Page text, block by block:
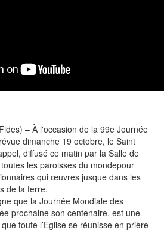
– À l'occasion de la 99e Journée
dimanche 19 octobre, le Saint
diffusé ce matin par la Salle de
les paroisses du mondepour
qui œuvres jusque dans les
de la terre.
que la Journée Mondiale des
prochaine son centenaire, est une
toute l’Eglise se réunisse en prière